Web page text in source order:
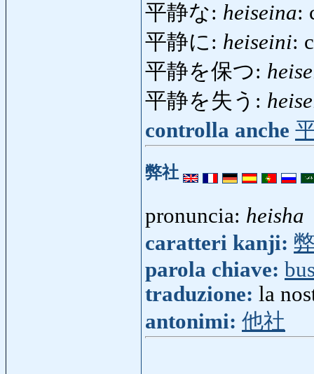
平静な: heiseina:
平静に: heiseini:
平静を保つ:
平静を失う:
controlla anche
弊社
pronuncia: heisha
caratteri kanji:
parola chiave:
traduzione: la
antonimi: 他社